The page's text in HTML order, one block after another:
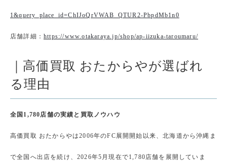
1&query_place_id=ChIJoQrVWAB_QTUR2-PbpdMb1n0
店舗詳細： https://www.otakaraya.jp/shop/ap-iizuka-taroumaru/
｜高価買取 おたからやが選ばれ
る理由
全国1,780店舗の実績と買取ノウハウ
高価買取 おたからやは2006年のFC展開開始以来、北海道から沖縄ま
で全国へ出店を続け、2026年5月現在で1,780店舗を展開していま